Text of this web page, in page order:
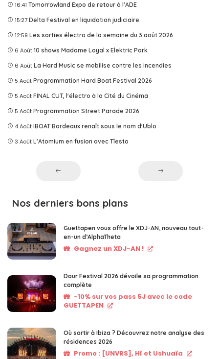
16:41 Tomorrowland Expo de retour à l'ADE
15:27 Delta Festival en liquidation judiciaire
12:59 Les sorties électro de la semaine du 3 août 2026
6 Août 10 shows Madame Loyal x Elektric Park
6 Août La Hard Music se mobilise contre les incendies
5 Août Programmation Hard Boat Festival 2026
5 Août FINAL CUT, l'électro à la Cité du Cinéma
5 Août Programmation Street Parade 2026
4 Août IBOAT Bordeaux renaît sous le nom d'Ublo
3 Août L’Atomium en fusion avec Tîesto
Nos derniers bons plans
Guettapen vous offre le XDJ-AN, nouveau tout-
en-un d’AlphaTheta
Gagnez un XDJ-AN !
Dour Festival 2026 dévoile sa programmation
complète
-10% sur vos pass 5J avec le code
GUETTAPEN
Où sortir à Ibiza ? Découvrez notre analyse des
résidences 2026
Promo : [UNVRS], Hï et Ushuaïa